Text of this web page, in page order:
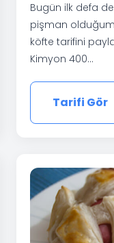
Bugün ilk defa
pişman
köfte tarifini
Kimyon 400…
Tarifi Gör